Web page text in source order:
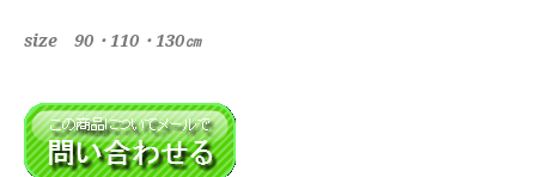
size 90・110・130㎝